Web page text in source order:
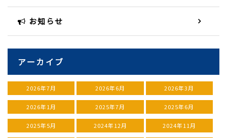
お知らせ
アーカイブ
2026年7月 2026年6月 2026年3月
2026年1月 2025年7月 2025年6月
2025年5月 2024年12月 2024年11月